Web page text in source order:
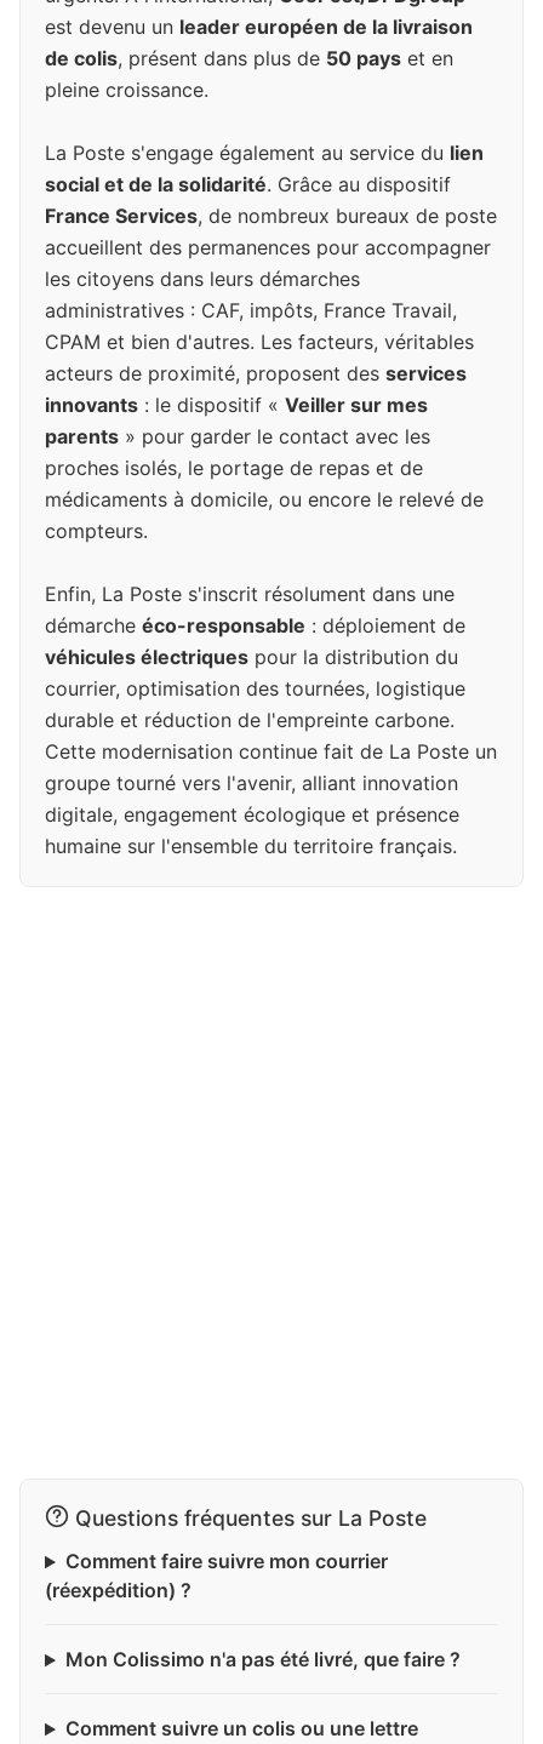
est devenu un leader européen de la livraison
de colis, présent dans plus de 50 pays et en
pleine croissance.
La Poste s'engage également au service du lien
social et de la solidarité. Grâce au dispositif
France Services, de nombreux bureaux de poste
accueillent des permanences pour accompagner
les citoyens dans leurs démarches
administratives : CAF, impôts, France Travail,
CPAM et bien d'autres. Les facteurs, véritables
acteurs de proximité, proposent des services
innovants : le dispositif « Veiller sur mes
parents » pour garder le contact avec les
proches isolés, le portage de repas et de
médicaments à domicile, ou encore le relevé de
compteurs.
Enfin, La Poste s'inscrit résolument dans une
démarche éco-responsable : déploiement de
véhicules électriques pour la distribution du
courrier, optimisation des tournées, logistique
durable et réduction de l'empreinte carbone.
Cette modernisation continue fait de La Poste un
groupe tourné vers l'avenir, alliant innovation
digitale, engagement écologique et présence
humaine sur l'ensemble du territoire français.
Questions fréquentes sur La Poste
Comment faire suivre mon courrier
(réexpédition) ?
Mon Colissimo n'a pas été livré, que faire ?
Comment suivre un colis ou une lettre